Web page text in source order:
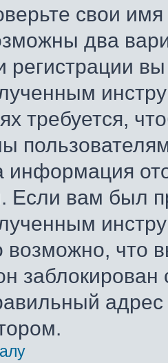
свои
два
регистрации
требуется,
информация
Если вам был
возможно, что
адрес